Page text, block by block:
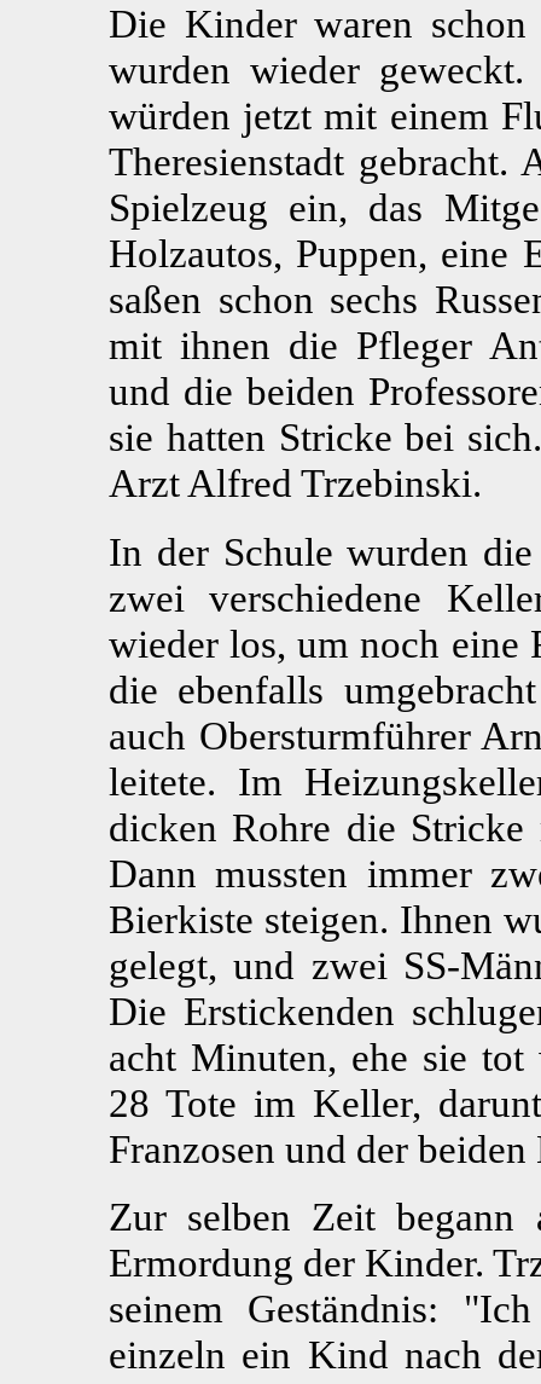
Die Kinder waren
wurden wieder
würden jetzt mit einem
Theresienstadt
Spielzeug ein, das
Holzautos, Puppen, eine
saßen schon sechs
mit ihnen die Pfleger
und die beiden
sie hatten Stricke bei
Arzt Alfred Trzebinski.
In der Schule wurden
zwei verschiedene
wieder los, um noch eine
die ebenfalls
auch Obersturmführer
leitete. Im
dicken Rohre die
Dann mussten immer
Bierkiste steigen. Ihnen
gelegt, und zwei SS-
Die Erstickenden
acht Minuten, ehe sie tot
28 Tote im Keller,
Franzosen und der
Zur selben Zeit begann
Ermordung der Kinder.
seinem Geständnis:
einzeln ein Kind nach